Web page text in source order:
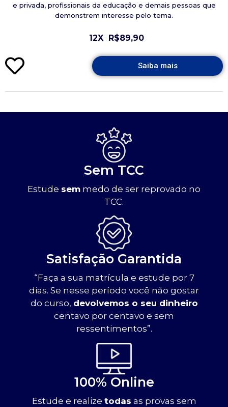
e privada, profissionais da educação e demais pessoas que
demonstrem interesse pelo tema.
12X R$89,90
Saiba mais
Sem TCC
Estude sem medo de ser reprovado no
TCC.
Satisfação Garantida
“Faça a sua matrícula e estude por 7
dias. Se nesse período você não gostar
do curso, devolvemos o seu dinheiro
centavo por centavo e sem
ressentimentos”.
100% Online
Estude e realize todas as provas sem